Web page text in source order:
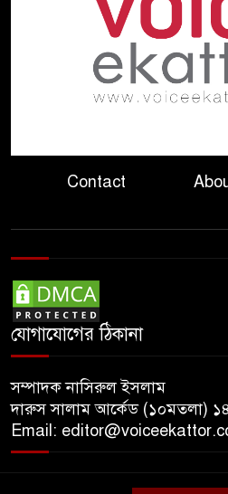
ভারত,
অপহরণ,
Contact
যোগাযোগের ঠিকানা
সম্পাদক নাসিরুল ইসলাম
দারুস সালাম আর্কেড (১০মতলা)
Email: